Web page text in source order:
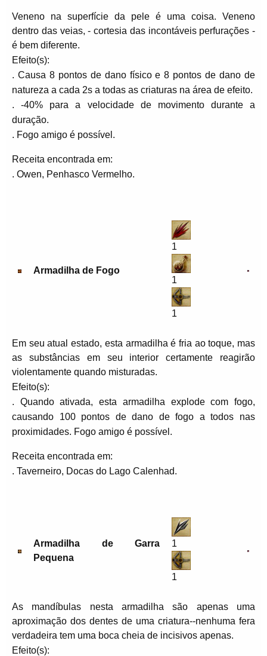
Veneno na superfície da pele é uma coisa. Veneno
dentro das veias, - cortesia das incontáveis perfurações -
é bem diferente.
Efeito(s):
. Causa 8 pontos de dano físico e 8 pontos de dano de
natureza a cada 2s a todas as criaturas na área de efeito.
. -40% para a velocidade de movimento durante a
duração.
. Fogo amigo é possível.
Receita encontrada em:
. Owen, Penhasco Vermelho.
Armadilha de Fogo
1
1
1
Em seu atual estado, esta armadilha é fria ao toque, mas
as substâncias em seu interior certamente reagirão
violentamente quando misturadas.
Efeito(s):
. Quando ativada, esta armadilha explode com fogo,
causando 100 pontos de dano de fogo a todos nas
proximidades. Fogo amigo é possível.
Receita encontrada em:
. Taverneiro, Docas do Lago Calenhad.
Armadilha de Garra
Pequena
1
1
As mandíbulas nesta armadilha são apenas uma
aproximação dos dentes de uma criatura--nenhuma fera
verdadeira tem uma boca cheia de incisivos apenas.
Efeito(s):